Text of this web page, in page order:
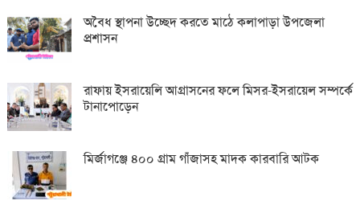
অবৈধ স্থাপনা উচ্ছেদ করতে মাঠে কলাপাড়া উপজেলা
প্রশাসন
রাফায় ইসরায়েলি আগ্রাসনের ফলে মিসর-ইসরায়েল সম্পর্কে
টানাপোড়েন
মির্জাগঞ্জে ৪০০ গ্রাম গাঁজাসহ মাদক কারবারি আটক